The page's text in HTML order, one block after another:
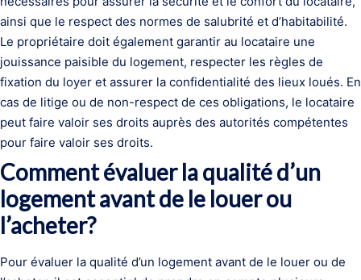
ainsi que le respect des normes de salubrité et d’habitabilité.
Le propriétaire doit également garantir au locataire une
jouissance paisible du logement, respecter les règles de
fixation du loyer et assurer la confidentialité des lieux loués. En
cas de litige ou de non-respect de ces obligations, le locataire
peut faire valoir ses droits auprès des autorités compétentes
pour faire valoir ses droits.
Comment évaluer la qualité d’un
logement avant de le louer ou
l’acheter?
Pour évaluer la qualité d’un logement avant de le louer ou de